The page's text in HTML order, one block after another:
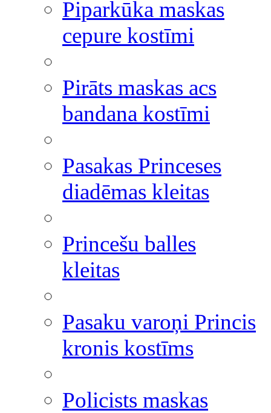
Piparkūka maskas
cepure kostīmi
Pirāts maskas acs
bandana kostīmi
Pasakas Princeses
diadēmas kleitas
Princešu balles
kleitas
Pasaku varoņi Princis
kronis kostīms
Policists maskas